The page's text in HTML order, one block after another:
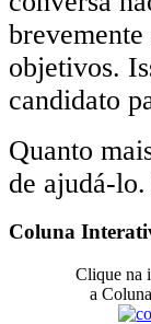
objetivos.
candidato
Quanto
de ajudá-
Coluna
Clique na
a